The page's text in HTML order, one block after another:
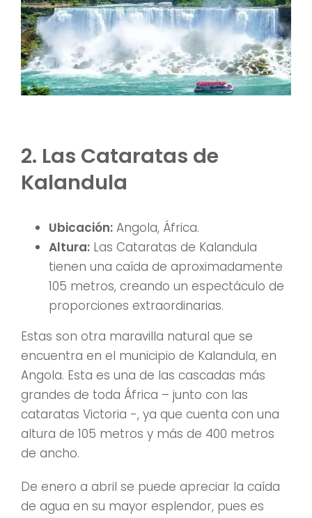
2. Las Cataratas de
Kalandula
Ubicación: Angola, África.
Altura: Las Cataratas de Kalandula
tienen una caída de aproximadamente
105 metros, creando un espectáculo de
proporciones extraordinarias.
Estas son otra maravilla natural que se
encuentra en el municipio de Kalandula, en
Angola. Esta es una de las cascadas más
grandes de toda África – junto con las
cataratas Victoria -, ya que cuenta con una
altura de 105 metros y más de 400 metros
de ancho.
De enero a abril se puede apreciar la caída
de agua en su mayor esplendor, pues es